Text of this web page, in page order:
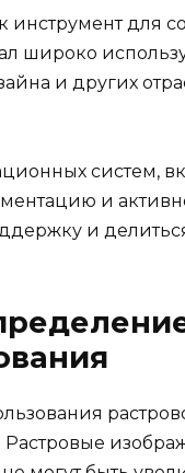
инструмент для
широко
и других
систем,
и
и
Растровые